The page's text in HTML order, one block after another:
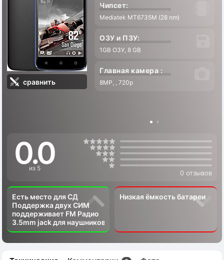
сравнить
Чипсет:
Mediatek MT6735M (28 nm)
ОЗУ и ПЗУ:
1GB ОЗУ, 8 GB
Главная камера :
8MP, , 720p
0.0
из 5
0 отзывов
Есть место для СД
Поддержка двух СИМ
поддерживает FM Радио
3.5mm jack для наушников
Низкая ёмкость батареи